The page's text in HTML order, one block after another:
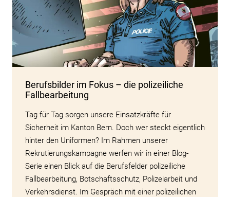
Berufsbilder im Fokus – die polizeiliche
Fallbearbeitung
Tag für Tag sorgen unsere Einsatzkräfte für
Sicherheit im Kanton Bern. Doch wer steckt eigentlich
hinter den Uniformen? Im Rahmen unserer
Rekrutierungskampagne werfen wir in einer Blog-
Serie einen Blick auf die Berufsfelder polizeiliche
Fallbearbeitung, Botschaftsschutz, Polizeiarbeit und
Verkehrsdienst. Im Gespräch mit einer polizeilichen